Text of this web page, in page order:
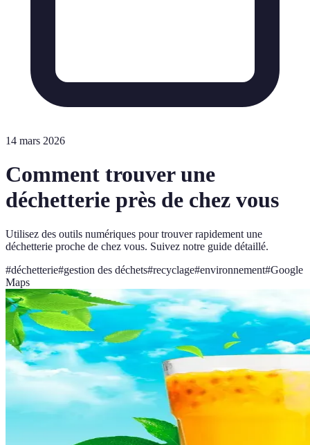
14 mars 2026
Comment trouver une
déchetterie près de chez vous
Utilisez des outils numériques pour trouver rapidement une
déchetterie proche de chez vous. Suivez notre guide détaillé.
#déchetterie#gestion des déchets#recyclage#environnement#Google
Maps